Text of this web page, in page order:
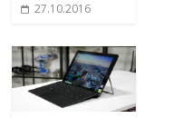
27.10.2016